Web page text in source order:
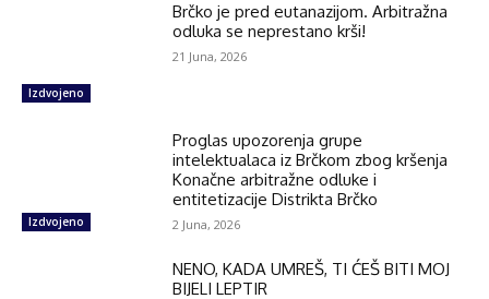
Izdvojeno
Brčko je pred eutanazijom. Arbitražna
odluka se neprestano krši!
21 Juna, 2026
Izdvojeno
Proglas upozorenja grupe
intelektualaca iz Brčkom zbog kršenja
Konačne arbitražne odluke i
entitetizacije Distrikta Brčko
2 Juna, 2026
NENO, KADA UMREŠ, TI ĆEŠ BITI MOJ
BIJELI LEPTIR